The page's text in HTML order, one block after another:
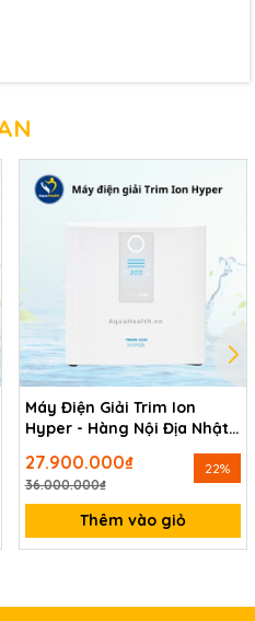
Máy Điện Giải Trim Ion
Hyper - Hàng Nội Địa Nhật
27.900.000₫
36.000.000₫
22%
Thêm vào giỏ